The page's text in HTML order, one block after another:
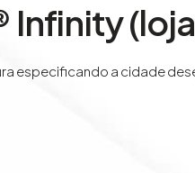
Infinity
especificando a cidade